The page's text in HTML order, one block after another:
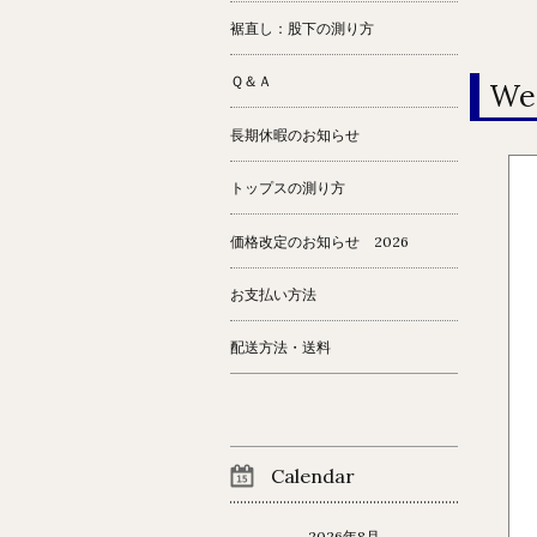
裾直し：股下の測り方
Ｑ＆Ａ
長期休暇のお知らせ
トップスの測り方
価格改定のお知らせ 2026
お支払い方法
配送方法・送料
Calendar